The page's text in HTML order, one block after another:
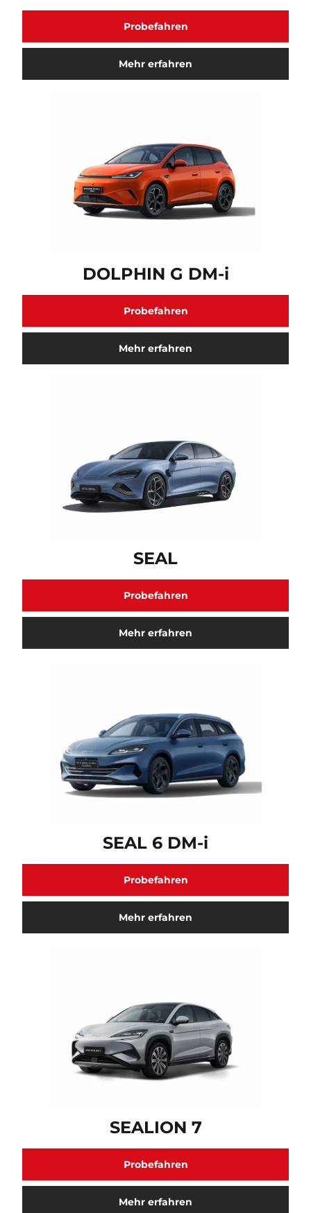
Probefahren
Mehr erfahren
DOLPHIN G DM-i
Probefahren
Mehr erfahren
SEAL
Probefahren
Mehr erfahren
SEAL 6 DM-i
Probefahren
Mehr erfahren
SEALION 7
Probefahren
Mehr erfahren